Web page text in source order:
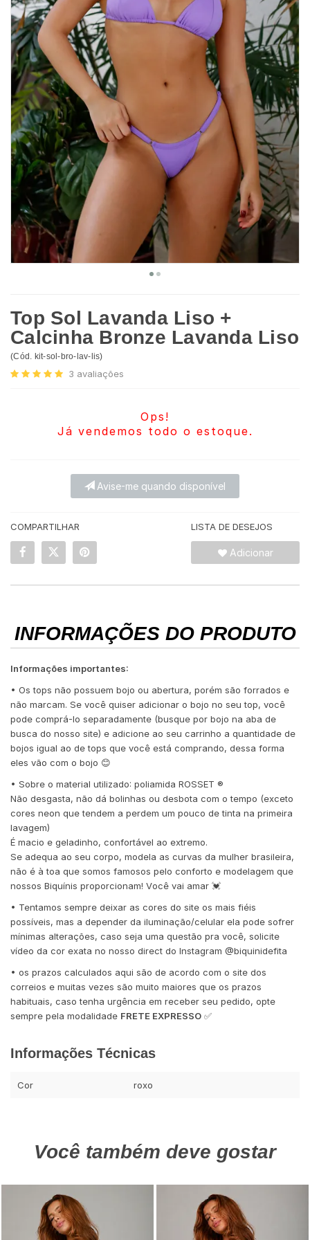
Top Sol Lavanda Liso +
Calcinha Bronze Lavanda Liso
(Cód. kit-sol-bro-lav-lis)
3 avaliações
Ops!
Já vendemos todo o estoque.
Avise-me quando disponível
COMPARTILHAR LISTA DE DESEJOS
Adicionar
INFORMAÇÕES DO PRODUTO
Informações importantes:
• Os tops não possuem bojo ou abertura, porém são forrados e
não marcam. Se você quiser adicionar o bojo no seu top, você
pode comprá-lo separadamente (busque por bojo na aba de
busca do nosso site) e adicione ao seu carrinho a quantidade de
bojos igual ao de tops que você está comprando, dessa forma
eles vão com o bojo 😊
• Sobre o material utilizado: poliamida ROSSET ®️
Não desgasta, não dá bolinhas ou desbota com o tempo (exceto
cores neon que tendem a perdem um pouco de tinta na primeira
lavagem)
É macio e geladinho, confortável ao extremo.
Se adequa ao seu corpo, modela as curvas da mulher brasileira,
não é à toa que somos famosos pelo conforto e modelagem que
nossos Biquínis proporcionam! Você vai amar 💓
• Tentamos sempre deixar as cores do site os mais fiéis
possíveis, mas a depender da iluminação/celular ela pode sofrer
mínimas alterações, caso seja uma questão pra você, solicite
vídeo da cor exata no nosso direct do Instagram @biquinidefita
• os prazos calculados aqui são de acordo com o site dos
correios e muitas vezes são muito maiores que os prazos
habituais, caso tenha urgência em receber seu pedido, opte
sempre pela modalidade FRETE EXPRESSO ✅
Informações Técnicas
Cor roxo
Você também deve gostar